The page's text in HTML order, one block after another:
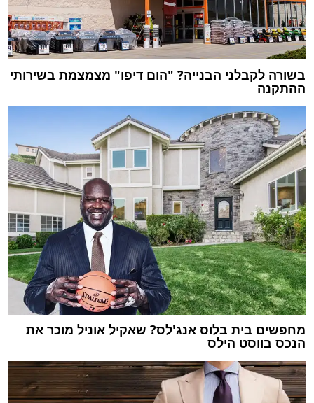
בשורה לקבלני הבנייה? "הום דיפו" מצמצמת בשירותי
ההתקנה
מחפשים בית בלוס אנג'לס? שאקיל אוניל מוכר את
הנכס בווסט הילס